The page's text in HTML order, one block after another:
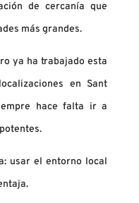
de cercanía que
más grandes.
ya ha trabajado esta
en Sant
hace falta ir a
usar el entorno local